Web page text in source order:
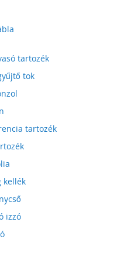
tartozék
tok
tartozék
kellék
izzó